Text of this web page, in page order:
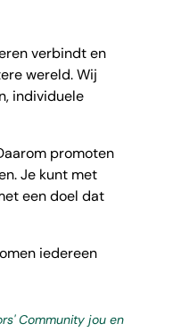
verbindt en
wereld. Wij
individuele
promoten
Je kunt met
een doel dat
iedereen
Community jou en